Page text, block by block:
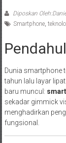
Diposkan
Smartphone,
Dunia smartphone
tahun lalu layar
baru muncul:
sekadar gimmick
menghadirkan
fungsional.